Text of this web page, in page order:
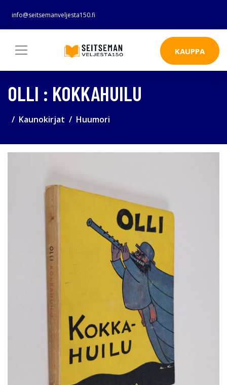
info@seitsemanveljesta150.fi
KAUPPA
OLLI : KOKKAHUILU
Kaunokirjat Huumori